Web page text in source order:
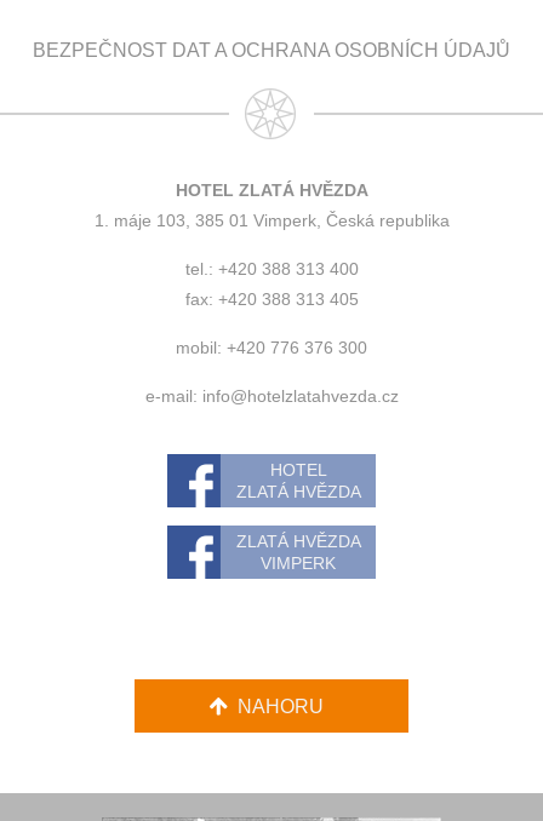
BEZPEČNOST DAT A OCHRANA OSOBNÍCH ÚDAJŮ
HOTEL ZLATÁ HVĚZDA
1. máje 103, 385 01 Vimperk, Česká republika
tel.: +420 388 313 400
fax: +420 388 313 405
mobil: +420 776 376 300
e-mail: info@hotelzlatahvezda.cz
HOTEL
ZLATÁ HVĚZDA
ZLATÁ HVĚZDA
VIMPERK
NAHORU